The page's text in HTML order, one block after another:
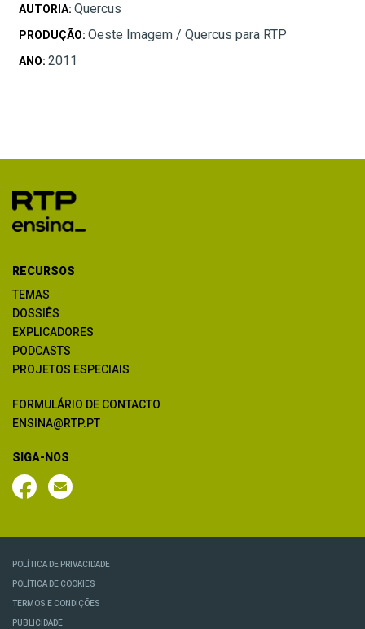
AUTORIA: Quercus
PRODUÇÃO: Oeste Imagem / Quercus para RTP
ANO: 2011
RECURSOS
TEMAS
DOSSIÊS
EXPLICADORES
PODCASTS
PROJETOS ESPECIAIS
FORMULÁRIO DE CONTACTO
ENSINA@RTP.PT
SIGA-NOS
POLÍTICA DE PRIVACIDADE
POLÍTICA DE COOKIES
TERMOS E CONDIÇÕES
PUBLICIDADE